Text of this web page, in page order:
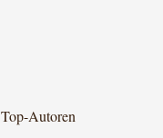
Top-Autoren